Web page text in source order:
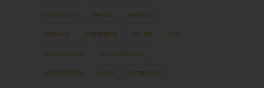
TURRONES VARIOS VASITOS
VERANO VERDURAS VIAJES VICI
VÍDEO RECETA VIDEO RECETAS
VÍDEORECETA VINO VITRINOR